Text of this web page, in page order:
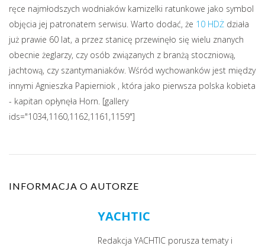
ręce najmłodszych wodniaków kamizelki ratunkowe jako symbol
objęcia jej patronatem serwisu. Warto dodać, że 10 HDŻ działa
już prawie 60 lat, a przez stanicę przewinęło się wielu znanych
obecnie żeglarzy, czy osób związanych z branżą stoczniową,
jachtową, czy szantymaniaków. Wśród wychowanków jest między
innymi Agnieszka Papierniok , która jako pierwsza polska kobieta
- kapitan opłynęła Horn. [gallery
ids="1034,1160,1162,1161,1159"]
INFORMACJA O AUTORZE
YACHTIC
Redakcja YACHTIC porusza tematy i